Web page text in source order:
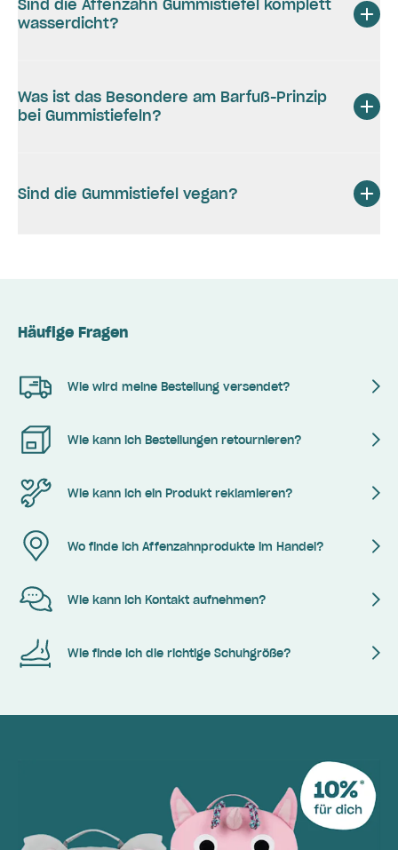
Sind die Affenzahn Gummistiefel komplett
wasserdicht?
Was ist das Besondere am Barfuß-Prinzip
bei Gummistiefeln?
Sind die Gummistiefel vegan?
Häufige Fragen
Wie wird meine Bestellung versendet?
Wie kann ich Bestellungen retournieren?
Wie kann ich ein Produkt reklamieren?
Wo finde ich Affenzahnprodukte im Handel?
Wie kann ich Kontakt aufnehmen?
Wie finde ich die richtige Schuhgröße?